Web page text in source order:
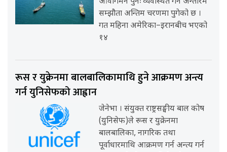
सम्झौता अन्तिम चरणमा पुगेको छ ।
गत महिना अमेरिका–इरानबीच भएको
१४
रूस र युक्रेनमा बालबालिकामाथि हुने आक्रमण अन्त्य
गर्न युनिसेफको आह्वान
जेनेभा । संयुक्त राष्ट्रसङ्घीय बाल कोष
(युनिसेफ)ले रूस र युक्रेनमा
बालबालिका, नागरिक तथा
पूर्वाधारमाथि आक्रमण गर्न अन्त्य गर्न